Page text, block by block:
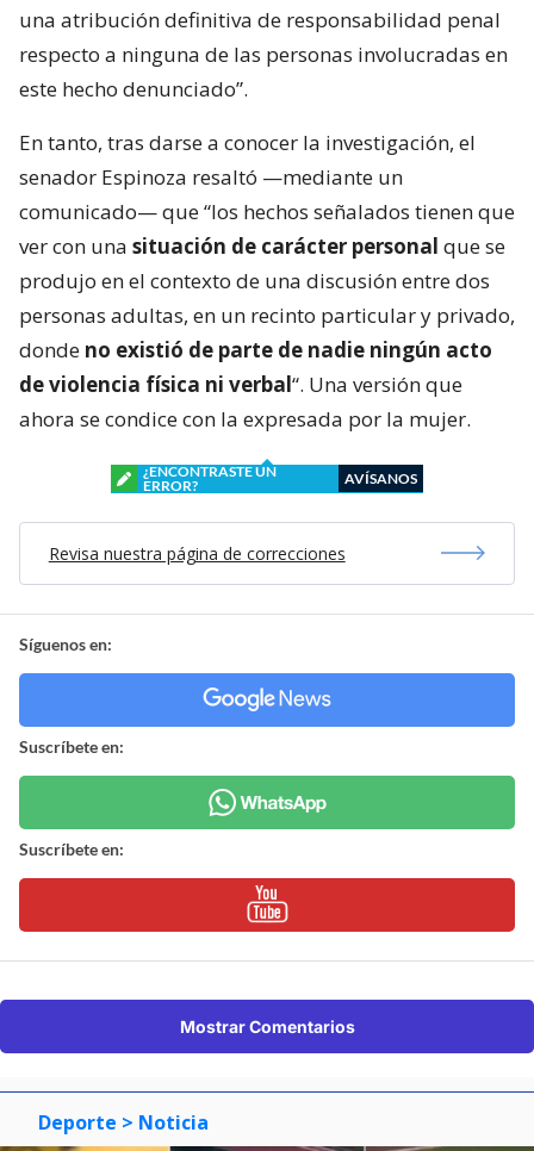
una atribución definitiva de responsabilidad penal
respecto a ninguna de las personas involucradas en
este hecho denunciado”.
En tanto, tras darse a conocer la investigación, el
senador Espinoza resaltó —mediante un
comunicado— que “los hechos señalados tienen que
ver con una situación de carácter personal que se
produjo en el contexto de una discusión entre dos
personas adultas, en un recinto particular y privado,
donde no existió de parte de nadie ningún acto
de violencia física ni verbal“. Una versión que
ahora se condice con la expresada por la mujer.
¿ENCONTRASTE UN
ERROR?
AVÍSANOS
Revisa nuestra página de correcciones
Síguenos en:
Suscríbete en:
Suscríbete en:
Mostrar Comentarios
Deporte > Noticia